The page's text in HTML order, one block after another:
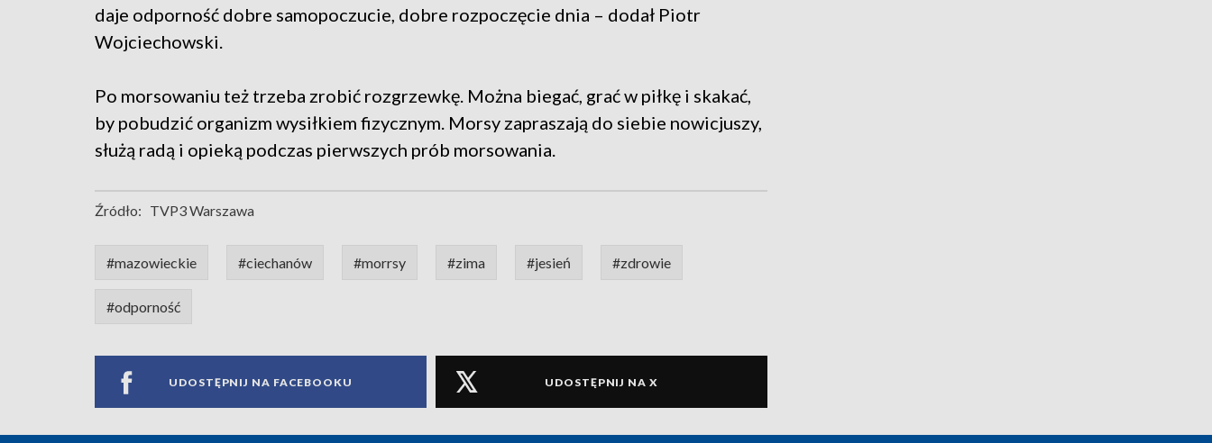
daje odporność dobre samopoczucie, dobre rozpoczęcie dnia – dodał Piotr
Wojciechowski.
Po morsowaniu też trzeba zrobić rozgrzewkę. Można biegać, grać w piłkę i skakać,
by pobudzić organizm wysiłkiem fizycznym. Morsy zapraszają do siebie nowicjuszy,
służą radą i opieką podczas pierwszych prób morsowania.
Źródło: TVP3 Warszawa
#mazowieckie #ciechanów #morrsy #zima #jesień #zdrowie
#odporność
UDOSTĘPNIJ NA FACEBOOKU UDOSTĘPNIJ NA X